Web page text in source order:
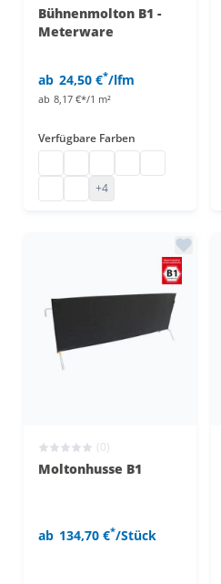
Bühnenmolton B1 -
Meterware
ab 24,50 €*/lfm
ab 8,17 €*/1 m²
Verfügbare Farben
Bühnenmolton
Bühnenmolton
Bühnenmolton Meterware
Bühnenmolton Meterware
+4
(0)
Moltonhusse B1
ab 134,70 €*/Stück